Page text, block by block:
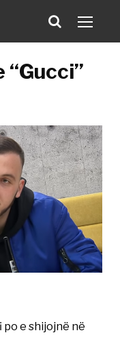
“Gucci”
po e shijojnë në